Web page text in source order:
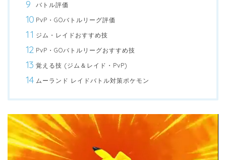
バトル評価
PvP・GOバトルリーグ評価
ジム・レイドおすすめ技
PvP・GOバトルリーグおすすめ技
覚える技 (ジム＆レイド・PvP)
ムーランド レイドバトル対策ポケモン